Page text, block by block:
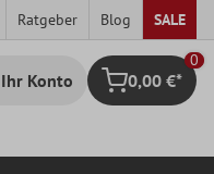
Ratgeber Blog SALE
Ihr Konto Warenkorb
0
0,00 €*